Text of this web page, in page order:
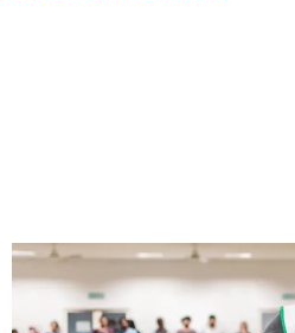
Desde la Universidad del Nordeste
unidad de docentes, no docentes y
Octubre 23, 2024